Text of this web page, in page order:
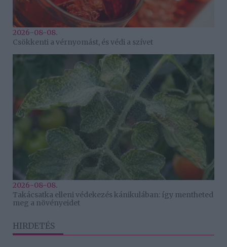
2026-08-08.
Csökkenti a vérnyomást, és védi a szívet
2026-08-08.
Takácsatka elleni védekezés kánikulában: így mentheted
meg a növényeidet
HIRDETÉS